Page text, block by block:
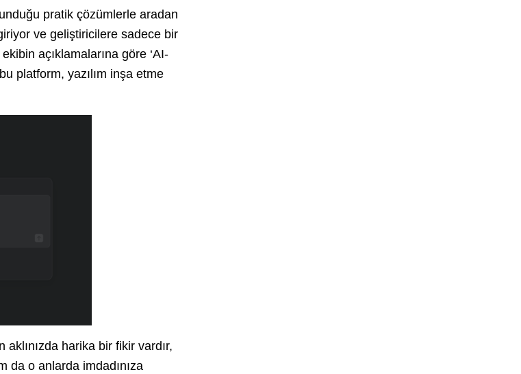
pratik çözümlerle aradan
ve geliştiricilere sadece bir
açıklamalarına göre ‘AI-
platform, yazılım inşa etme
aklınızda harika bir fikir vardır,
da o anlarda imdadınıza